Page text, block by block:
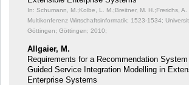
In: Schumann, M.;Kolbe, L. M.;Breitner, M. H.;Frerichs, A.
Multikonferenz Wirtschaftsinformatik; 1523-1534;
Göttingen; Göttingen; 2010;
Allgaier, M.
Requirements for a Recommendation
Guided Service Integration Modelling in
Enterprise Systems